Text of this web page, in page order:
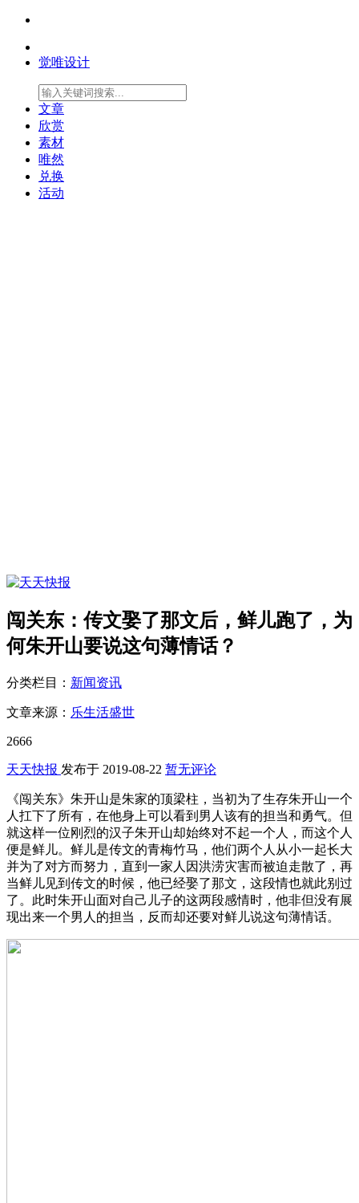
觉唯设计
文章
欣赏
素材
唯然
兑换
活动
闯关东：传文娶了那文后，鲜儿跑了，为
何朱开山要说这句薄情话？
分类栏目： 新闻资讯
文章来源： 乐生活盛世
2666
天天快报 发布于 2019-08-22 暂无评论
《闯关东》朱开山是朱家的顶梁柱，当初为了生存朱开山一个
人扛下了所有，在他身上可以看到男人该有的担当和勇气。但
就这样一位刚烈的汉子朱开山却始终对不起一个人，而这个人
便是鲜儿。鲜儿是传文的青梅竹马，他们两个人从小一起长大
并为了对方而努力，直到一家人因洪涝灾害而被迫走散了，再
当鲜儿见到传文的时候，他已经娶了那文，这段情也就此别过
了。此时朱开山面对自己儿子的这两段感情时，他非但没有展
现出来一个男人的担当，反而却还要对鲜儿说这句薄情话。